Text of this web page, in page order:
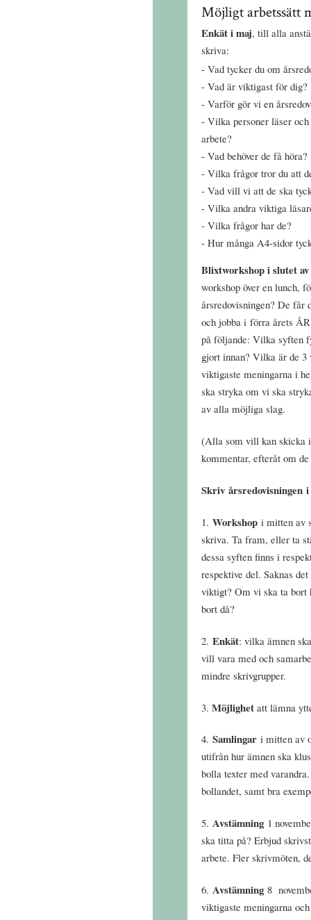
Möjligt arbetssätt
Enkät i maj, till alla
skriva:
Vad tycker du om
Vad är viktigast för dig?
Varför gör vi en
Vilka personer läser
arbete?
Vad behöver de få höra?
Vilka frågor tror du att
Vad vill vi att de ska
Vilka andra viktiga
Vilka frågor har de?
Hur många A4-sidor
Blixtworkshop i slutet
workshop över en lunch,
årsredovisningen? De får
och jobba i förra årets
på följande: Vilka syften
gjort innan? Vilka är de
viktigaste meningarna i
ska stryka om vi ska
av alla möjliga slag.
(Alla som vill kan skicka
kommentar, efteråt om
Skriv årsredovisningen i
1. Workshop i mitten av
skriva. Ta fram, eller ta
dessa syften finns i
respektive del. Saknas
viktigt? Om vi ska ta
bort då?
2. Enkät: vilka ämnen
vill vara med och
mindre skrivgrupper.
3. Möjlighet att lämna
4. Samlingar i mitten av
utifrån hur ämnen ska
bolla texter med
bollandet, samt bra
5. Avstämning1
ska titta på? Erbjud
arbete. Fler skrivmöten,
6. Avstämning8
viktigaste meningarna